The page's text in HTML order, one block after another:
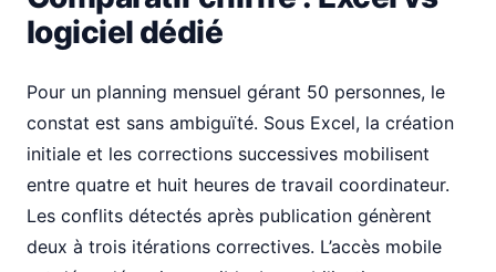
logiciel dédié
Pour un planning mensuel gérant 50 personnes, le
constat est sans ambiguïté. Sous Excel, la création
initiale et les corrections successives mobilisent
entre quatre et huit heures de travail coordinateur.
Les conflits détectés après publication génèrent
deux à trois itérations correctives. L’accès mobile